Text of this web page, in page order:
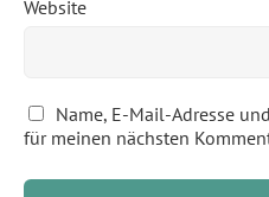
Website
Name, E-Mail-Adresse
für meinen nächsten